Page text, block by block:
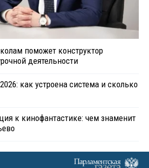
поможет конструктор
деятельности
как устроена система и сколько
к кинофантастике: чем знаменит